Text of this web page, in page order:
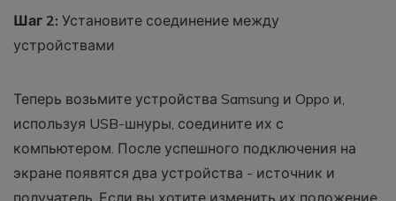
Шаг 2: Установите соединение между
устройствами
Теперь возьмите устройства Samsung и Oppo и,
используя USB-шнуры, соедините их с
компьютером. После успешного подключения на
экране появятся два устройства - источник и